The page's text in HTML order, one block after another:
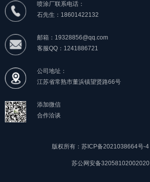
喷涂厂联系电话：
石先生：18601422132
邮箱：19328856@qq.com
客服QQ：1241886721
公司地址：
江苏省常熟市董浜镇望贤路66号
添加微信
合作洽谈
版权所有：苏ICP备2021038664号-4
苏公网安备32058102002020